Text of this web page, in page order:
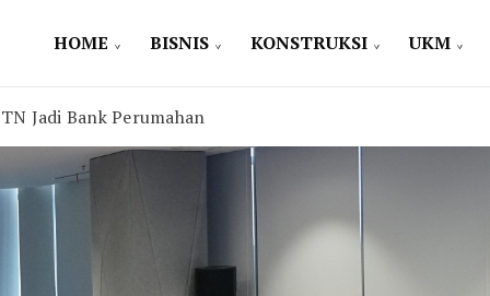
HOME BISNIS KONSTRUKSI UKM
Jadi Bank Perumahan